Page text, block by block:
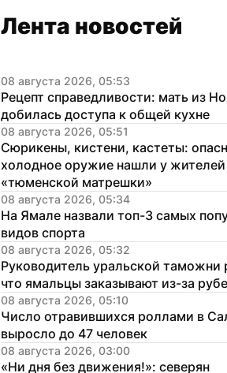
Лента новостей
08 августа 2026, 05:53
Рецепт справедливости: мать из
добилась доступа к общей кухне
08 августа 2026, 05:51
Сюрикены, кистени, кастеты:
холодное оружие нашли у жителей
«тюменской матрешки»
08 августа 2026, 05:34
На Ямале назвали топ-3 самых
видов спорта
08 августа 2026, 05:32
Руководитель уральской таможни
что ямальцы заказывают из-за
08 августа 2026, 05:10
Число отравившихся роллами в
выросло до 47 человек
08 августа 2026, 03:00
«Ни дня без движения!»: северян